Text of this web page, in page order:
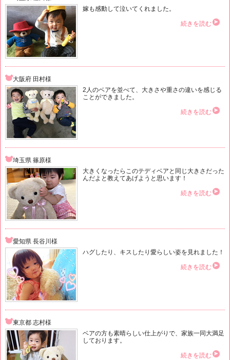
嫁も感動して泣いてくれました。
続きを読む
大阪府 田村様
2人のベアを並べて、大きさや重さの違いを感じる
ことができました。
続きを読む
埼玉県 篠原様
大きくなったらこのテディベアと同じ大きさだった
んだよと教えてあげようと思います！
続きを読む
愛知県 長谷川様
ハグしたり、キスしたり愛らしい姿を見れました！
続きを読む
東京都 志村様
ベアの方も素晴らしい仕上がりで、家族一同大満足
しております。
続きを読む